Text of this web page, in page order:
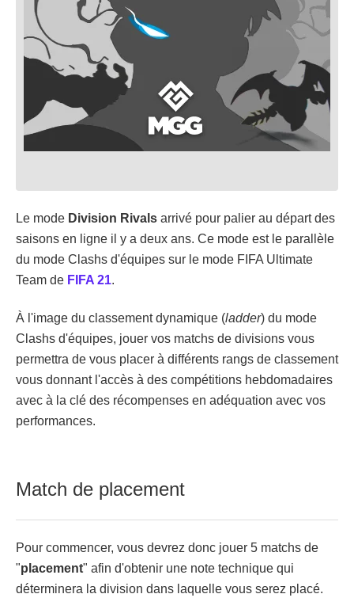
Le mode Division Rivals arrivé pour palier au départ des
saisons en ligne il y a deux ans. Ce mode est le parallèle
du mode Clashs d'équipes sur le mode FIFA Ultimate
Team de FIFA 21.
À l'image du classement dynamique (ladder) du mode
Clashs d'équipes, jouer vos matchs de divisions vous
permettra de vous placer à différents rangs de classement
vous donnant l'accès à des compétitions hebdomadaires
avec à la clé des récompenses en adéquation avec vos
performances.
Match de placement
Pour commencer, vous devrez donc jouer 5 matchs de
"placement" afin d'obtenir une note technique qui
déterminera la division dans laquelle vous serez placé.